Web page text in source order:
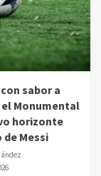
sabor a
Monumental
horizonte
Messi